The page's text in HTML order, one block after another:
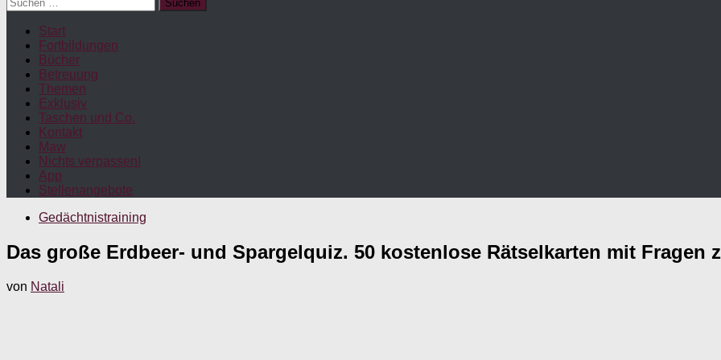
nach:
Start
Fortbildungen
Bücher
Betreuung
Themen
Exklusiv
Taschen und Co.
Kontakt
Maw
Nichts verpassen!
App
Stellenangebote
Gedächtnistraining
Das große Erdbeer- und Spargelquiz. 50 kostenlose Rätselkarten mit Fragen
von Natali